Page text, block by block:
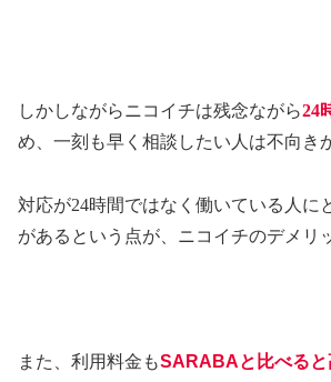
しかしながらニコイチは残念ながら24
め、一刻も早く相談したい人は不向き
対応が24時間ではなく働いている人に
があるという点が、ニコイチのデメリ
また、利用料金もSARABAと比べると